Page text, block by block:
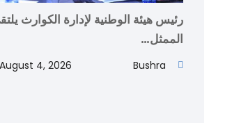
رئيس هيئة الوطنية لإدارة الكوارث
الممثل…
Bushra
August 4, 2026